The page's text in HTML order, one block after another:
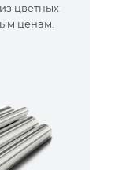
цветных
ценам.